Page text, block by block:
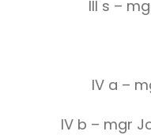
III s –
IV a –
IV b – mgr